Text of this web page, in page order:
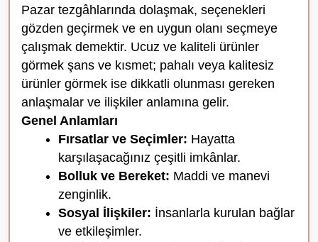
Pazar tezgâhlarında dolaşmak, seçenekleri
gözden geçirmek ve en uygun olanı seçmeye
çalışmak demektir. Ucuz ve kaliteli ürünler
görmek şans ve kısmet; pahalı veya kalitesiz
ürünler görmek ise dikkatli olunması gereken
anlaşmalar ve ilişkiler anlamına gelir.
Genel Anlamları
Fırsatlar ve Seçimler: Hayatta
karşılaşacağınız çeşitli imkânlar.
Bolluk ve Bereket: Maddi ve manevi
zenginlik.
Sosyal İlişkiler: İnsanlarla kurulan bağlar
ve etkileşimler.